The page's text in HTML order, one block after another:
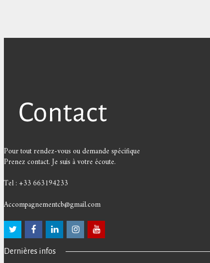
Pour tout rendez-vous ou demande spécifique
Prenez contact. Je suis à votre écoute.
Tel : +33 663194233
Accompagnementcb@gmail.com
Dernières infos